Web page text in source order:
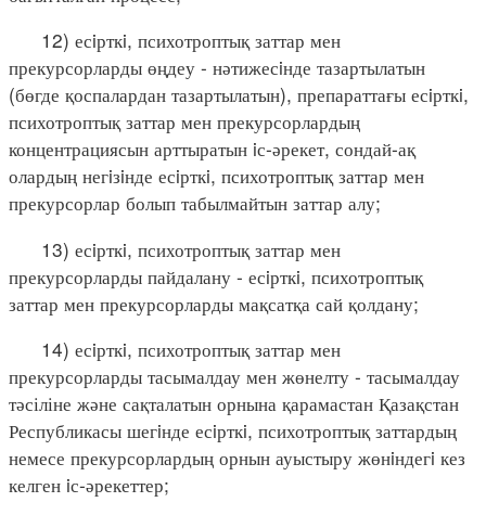
12) есiрткi, психотроптық заттар мен
прекурсорларды өңдеу - нәтижесiнде тазартылатын
(бөгде қоспалардан тазартылатын), препараттағы есiрткi,
психотроптық заттар мен прекурсорлардың
концентрациясын арттыратын iс-әрекет, сондай-ақ
олардың негiзiнде есiрткi, психотроптық заттар мен
прекурсорлар болып табылмайтын заттар алу;
13) есiрткi, психотроптық заттар мен
прекурсорларды пайдалану - есiрткi, психотроптық
заттар мен прекурсорларды мақсатқа сай қолдану;
14) есiрткi, психотроптық заттар мен
прекурсорларды тасымалдау мен жөнелту - тасымалдау
тәсіліне және сақталатын орнына қарамастан Қазақстан
Республикасы шегiнде есiрткi, психотроптық заттардың
немесе прекурсорлардың орнын ауыстыру жөнiндегi кез
келген iс-әрекеттер;